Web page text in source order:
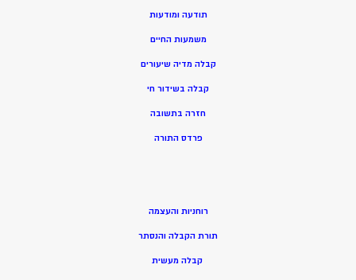
תודעה ומודעות
משמעות החיים
קבלה מדיה שיעורים
קבלה בשידור חי
חזרה בתשובה
פרדס התורה
רוחניות והעצמה
תורת הקבלה והנסתר
קבלה מעשית